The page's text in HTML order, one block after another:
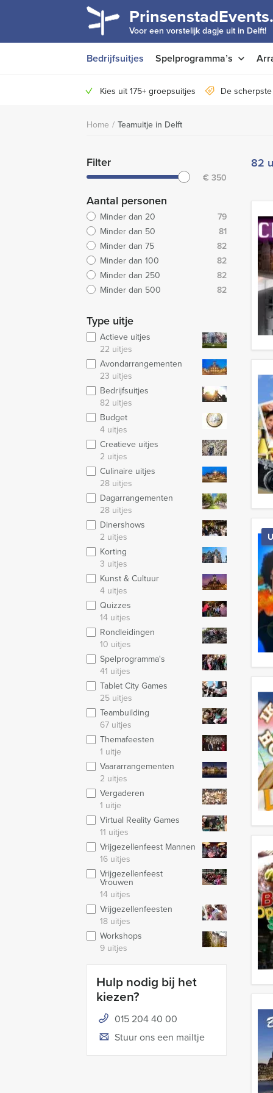
Voor een vorstelijk dagje uit in Delft!
Bedrijfsuitjes Spelprogramma’s
Kies uit 175+ groepsuitjes De
Home / Teamuitje in Delft
Filter
€ 350
Aantal personen
Minder dan 20
79
Minder dan 50
81
Minder dan 75
82
Minder dan 100
82
Minder dan 250
82
Minder dan 500
82
Type uitje
Actieve uitjes
22 uitjes
Avondarrangementen
23 uitjes
Bedrijfsuitjes
82 uitjes
Budget
4 uitjes
Creatieve uitjes
2 uitjes
Culinaire uitjes
28 uitjes
Dagarrangementen
28 uitjes
Dinershows
2 uitjes
Korting
3 uitjes
Kunst & Cultuur
4 uitjes
Quizzes
14 uitjes
Rondleidingen
10 uitjes
Spelprogramma's
41 uitjes
Tablet City Games
25 uitjes
Teambuilding
67 uitjes
Themafeesten
1 uitje
Vaararrangementen
2 uitjes
Vergaderen
1 uitje
Virtual Reality Games
11 uitjes
Vrijgezellenfeest Mannen
16 uitjes
Vrijgezellenfeest
Vrouwen
14 uitjes
Vrijgezellenfeesten
18 uitjes
Workshops
9 uitjes
Hulp nodig bij het
kiezen?
015 204 40 00
Stuur ons een mailtje
82